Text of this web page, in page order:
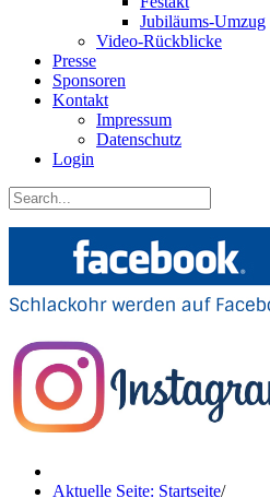
Jubiläums-Umzug
Video-Rückblicke
Presse
Sponsoren
Kontakt
Impressum
Datenschutz
Login
Aktuelle Seite: Startseite/